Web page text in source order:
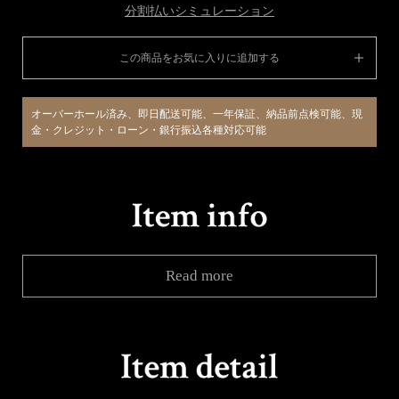
分割払いシミュレーション
この商品をお気に入りに追加する
オーバーホール済み、即日配送可能、一年保証、納品前点検可能、現
金・クレジット・ローン・銀行振込各種対応可能
Read more